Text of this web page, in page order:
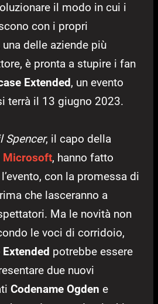
il modo in cui i
con i propri
una delle aziende più
è pronta a stupire i fan
Extended, un evento
terrà il 13 giugno 2023.
Spencer, il capo della
Microsoft, hanno fatto
con la promessa di
che lasceranno a
Ma le novità non
le voci di corridoio,
potrebbe essere
due nuovi
Codename Ogden e